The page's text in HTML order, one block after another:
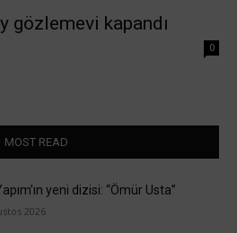
gözlemevi kapandı
0
MOST READ
yeni dizisi: “Ömür Usta”
2026